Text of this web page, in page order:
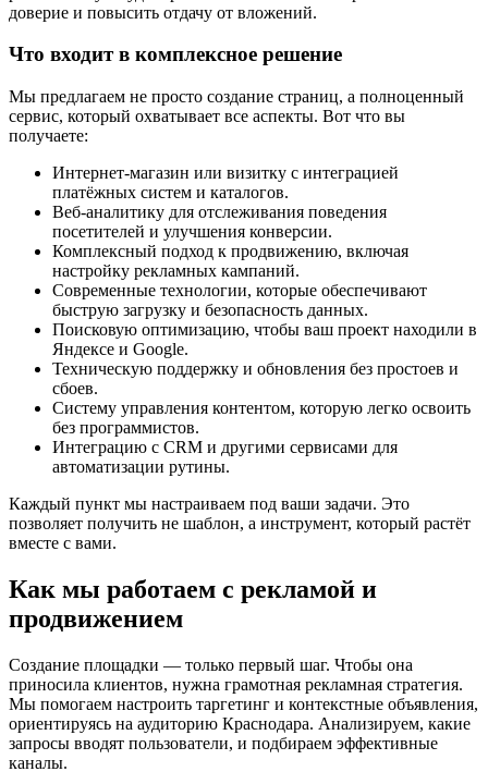
доверие и повысить отдачу от вложений.
Что входит в комплексное решение
Мы предлагаем не просто создание страниц, а полноценный
сервис, который охватывает все аспекты. Вот что вы
получаете:
Интернет-магазин или визитку с интеграцией
платёжных систем и каталогов.
Веб-аналитику для отслеживания поведения
посетителей и улучшения конверсии.
Комплексный подход к продвижению, включая
настройку рекламных кампаний.
Современные технологии, которые обеспечивают
быструю загрузку и безопасность данных.
Поисковую оптимизацию, чтобы ваш проект находили в
Яндексе и Google.
Техническую поддержку и обновления без простоев и
сбоев.
Систему управления контентом, которую легко освоить
без программистов.
Интеграцию с CRM и другими сервисами для
автоматизации рутины.
Каждый пункт мы настраиваем под ваши задачи. Это
позволяет получить не шаблон, а инструмент, который растёт
вместе с вами.
Как мы работаем с рекламой и
продвижением
Создание площадки — только первый шаг. Чтобы она
приносила клиентов, нужна грамотная рекламная стратегия.
Мы помогаем настроить таргетинг и контекстные объявления,
ориентируясь на аудиторию Краснодара. Анализируем, какие
запросы вводят пользователи, и подбираем эффективные
каналы.